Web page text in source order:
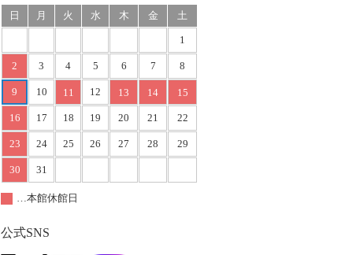
日 月 火 水 木 金 土
1
2 3 4 5 6 7 8
9 10 11 12 13 14 15
16 17 18 19 20 21 22
23 24 25 26 27 28 29
30 31
…本館休館日
公式SNS